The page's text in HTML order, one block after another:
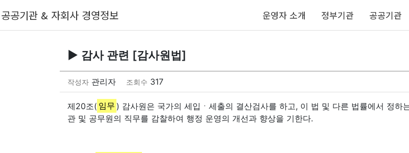
공공기관 & 자회사 경영정보 운영자 소개 정부기관 공공기관
▶ 감사 관련 [감사원법]
작성자 관리자 조회수 317
제20조( 임무 ) 감사원은 국가의 세입ㆍ세출의 결산검사를 하고, 이 법 및 다른 법률에서 정하
관 및 공무원의 직무를 감찰하여 행정 운영의 개선과 향상을 기한다.